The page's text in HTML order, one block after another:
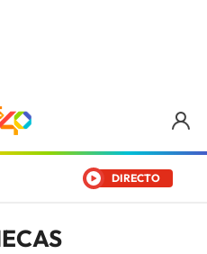
DIRECTO